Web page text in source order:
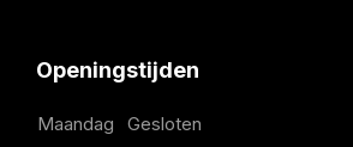
Openingstijden
Maandag
Gesloten